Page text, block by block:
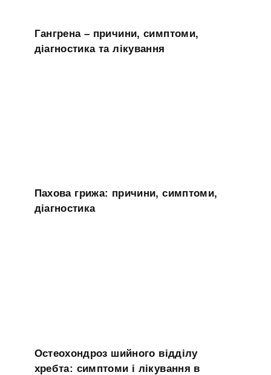
Гангрена – причини, симптоми,
діагностика та лікування
Пахова грижа: причини, симптоми,
діагностика
Остеохондроз шийного відділу
хребта: симптоми і лікування в